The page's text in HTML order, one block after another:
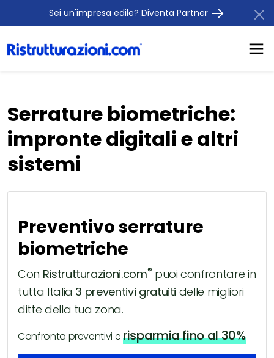
Sei un'impresa edile? Diventa Partner
Serrature biometriche:
impronte digitali e altri
sistemi
Preventivo serrature
biometriche
Con Ristrutturazioni.com® puoi confrontare in
tutta Italia 3 preventivi gratuiti delle migliori
ditte della tua zona.
Confronta preventivi erisparmia fino al 30%